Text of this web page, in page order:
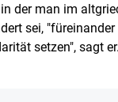
der man im
sei,
setzen", sagt er.